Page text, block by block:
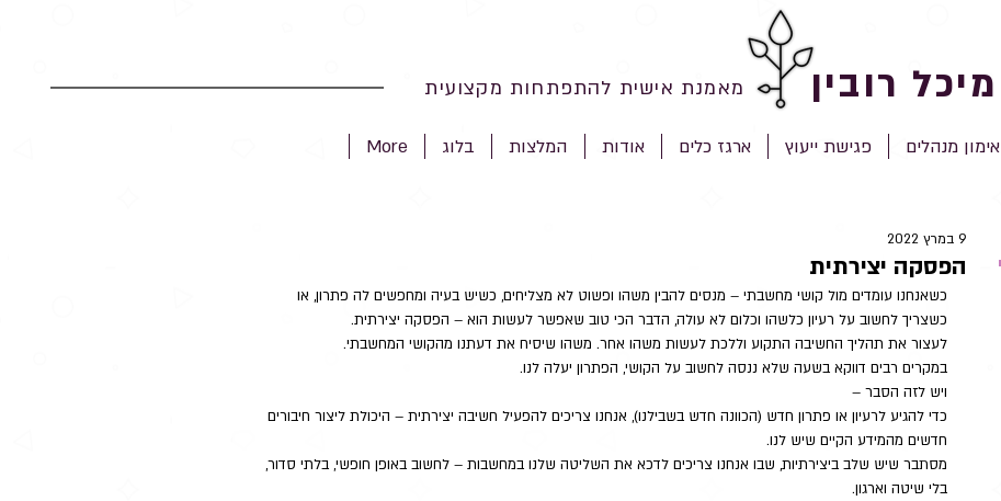
מיכל רובין מאמנת אישית להתפתחות מקצועית
אימון מנהלים פגישת ייעוץ ארגז כלים אודות המלצות בלוג More
הפסקה יצירתית
9 במרץ 2022
כשאנחנו עומדים מול קושי מחשבתי – מנסים להבין משהו ופשוט לא מצליחים, כשיש בעיה ומחפשים לה פתרון, או
כשצריך לחשוב על רעיון כלשהו וכלום לא עולה, הדבר הכי טוב שאפשר לעשות הוא – הפסקה יצירתית.
לעצור את תהליך החשיבה התקוע וללכת לעשות משהו אחר. משהו שיסיח את דעתנו מהקושי המחשבתי.
במקרים רבים דווקא בשעה שלא ננסה לחשוב על הקושי, הפתרון יעלה לנו.
ויש לזה הסבר –
כדי להגיע לרעיון או פתרון חדש (הכוונה חדש בשבילנו), אנחנו צריכים להפעיל חשיבה יצירתית – היכולת ליצור חיבורים
חדשים מהמידע הקיים שיש לנו.
מסתבר שיש שלב ביצירתיות, שבו אנחנו צריכים לדכא את השליטה שלנו במחשבות – לחשוב באופן חופשי, בלתי סדור,
בלי שיטה וארגון.